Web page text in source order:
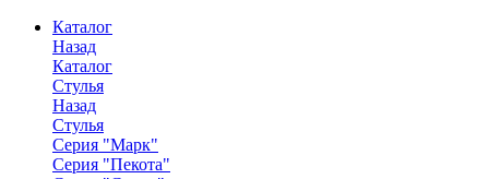
Каталог
Назад
Каталог
Стулья
Назад
Стулья
Серия "Марк"
Серия "Пекота"